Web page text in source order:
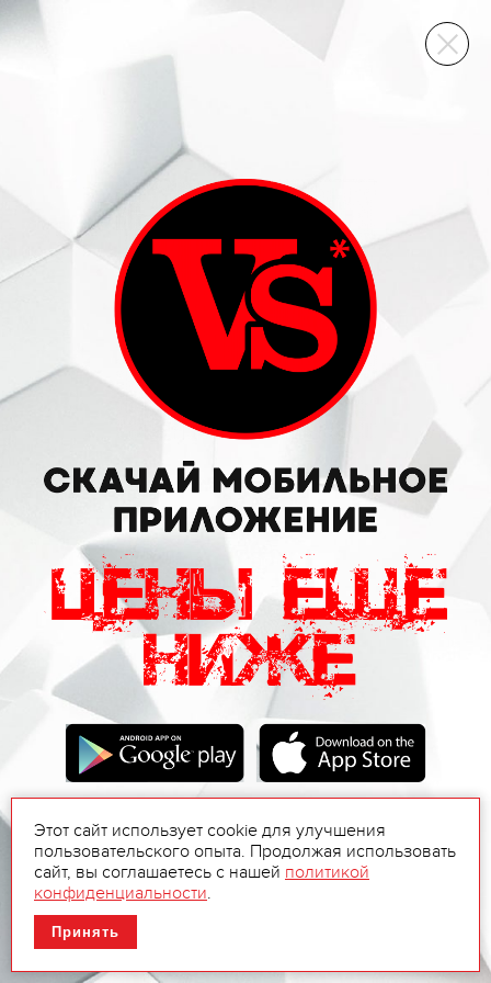
ВИННЫЙ СКЛАД
Этот сайт использует cookie для улучшения
пользовательского опыта. Продолжая использовать
сайт, вы соглашаетесь с нашей политикой
конфиденциальности.
Принять